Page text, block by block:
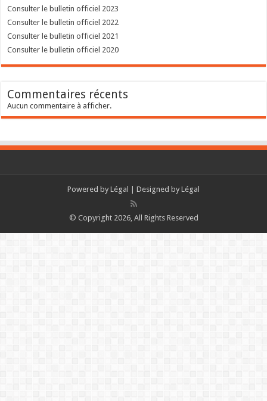
Consulter le bulletin officiel 2023
Consulter le bulletin officiel 2022
Consulter le bulletin officiel 2021
Consulter le bulletin officiel 2020
Commentaires récents
Aucun commentaire à afficher.
Powered by Légal | Designed by Légal
© Copyright 2026, All Rights Reserved